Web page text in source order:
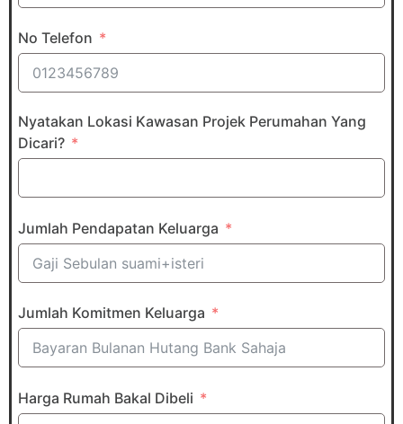
No Telefon
Nyatakan Lokasi Kawasan Projek Perumahan Yang
Dicari?
Jumlah Pendapatan Keluarga
Jumlah Komitmen Keluarga
Harga Rumah Bakal Dibeli